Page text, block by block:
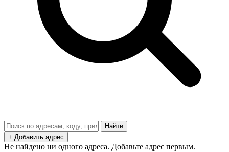
Найти
+ Добавить адрес
Не найдено ни одного адреса. Добавьте адрес первым.